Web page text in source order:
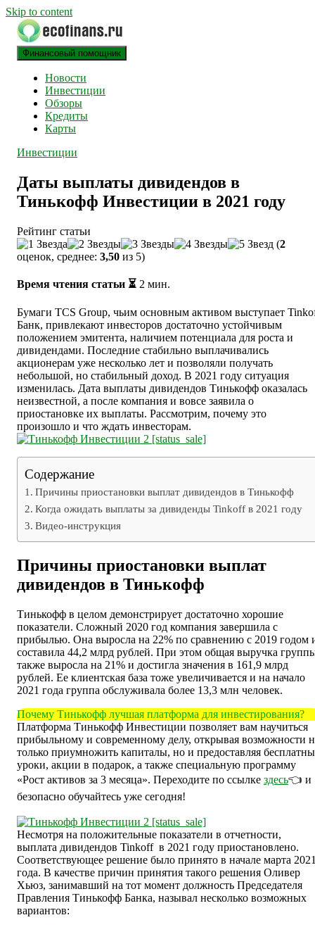
Skip to content
ECOFINANS
финансовый блог
Финансовый помощник
Новости
Инвестиции
Обзоры
Кредиты
Карты
Инвестиции
Даты выплаты дивидендов в
Тинькофф Инвестиции в 2021 году
Рейтинг статьи
(2
оценок, среднее: 3,50 из 5)
Время чтения статьи ⏳ 2 мин.
Бумаги TCS Group, чьим основным активом выступает
Банк, привлекают инвесторов достаточно устойчивым
положением эмитента, наличием потенциала для роста и
дивидендами. Последние стабильно выплачивались
акционерам уже несколько лет и позволяли получать
небольшой, но стабильный доход. В 2021 году ситуация
изменилась. Дата выплаты дивидендов Тинькофф оказалась
неизвестной, а после компания и вовсе заявила о
приостановке их выплаты. Рассмотрим, почему это
произошло и что ждать инвесторам.
Содержание
Причины приостановки выплат дивидендов в Тинькофф
Когда ожидать выплаты за дивиденды Tinkoff в 2021 году
Видео-инструкция
Причины приостановки выплат
дивидендов в Тинькофф
Тинькофф в целом демонстрирует достаточно хорошие
показатели. Сложный 2020 год компания завершила с
прибылью. Она выросла на 22% по сравнению с 2019 годом
составила 44,2 млрд рублей. При этом общая выручка
также выросла на 21% и достигла значения в 161,9 млрд
рублей. Ее клиентская база тоже увеличивается и на начало
2021 года группа обслуживала более 13,3 млн человек.
Почему Тинькофф лучшая платформа для инвестирования?
Платформа Тинькофф Инвестиции позволяет вам научиться
прибыльному и современному делу, открывая возможности
только приумножить капиталы, но и предоставляя
уроки, акции в подарок, а также специальную программу
«Рост активов за 3 месяца». Переходите по ссылке здесь👈 и
безопасно обучайтесь уже сегодня!
Несмотря на положительные показатели в отчетности,
выплата дивидендов Tinkoff в 2021 году приостановлено.
Соответствующее решение было принято в начале марта
года. В качестве причин принятия такого решения Оливер
Хьюз, занимавший на тот момент должность Председателя
Правления Тинькофф Банка, называл несколько возможных
вариантов: